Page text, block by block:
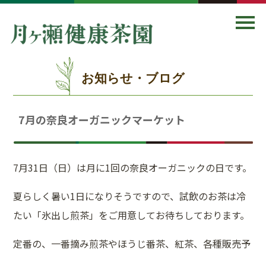
お知らせ・ブログ
7月の奈良オーガニックマーケット
7月31日（日）は月に1回の奈良オーガニックの日です。
夏らしく暑い1日になりそうですので、試飲のお茶は冷
たい「氷出し煎茶」をご用意してお待ちしております。
定番の、一番摘み煎茶やほうじ番茶、紅茶、各種販売予